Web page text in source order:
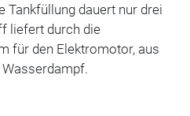
Tankfüllung dauert nur drei
liefert durch die
für den Elektromotor, aus